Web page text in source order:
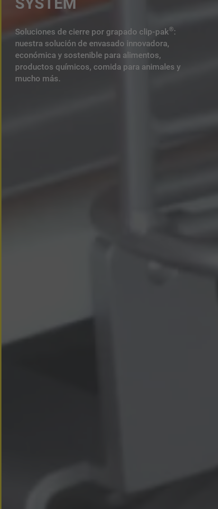
Soluciones de cierre por grapado clip-pak®:
nuestra solución de envasado innovadora,
económica y sostenible para alimentos,
productos químicos, comida para animales y
mucho más.